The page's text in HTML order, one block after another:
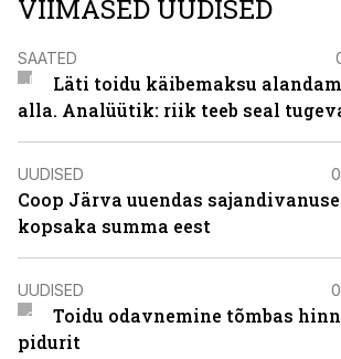
VIIMASED UUDISED
SAATED
Läti toidu käibemaksu
alla. Analüütik: riik teeb seal
UUDISED
Coop Järva uuendas
kopsaka summa eest
UUDISED
Toidu odavnemine tõmbas
pidurit